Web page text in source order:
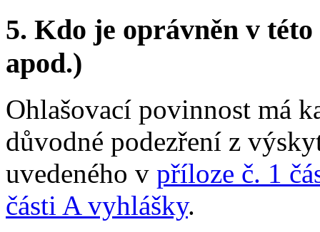
5. Kdo je oprávněn v
apod.)
Ohlašovací povinnost má
důvodné podezření z
uvedeného v příloze č. 1
části A vyhlášky.